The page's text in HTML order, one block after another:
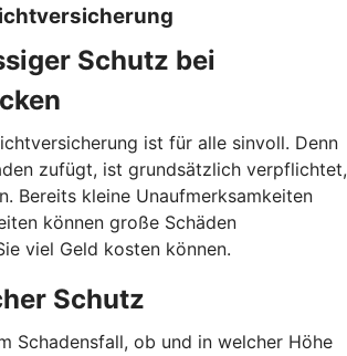
Schutz bei
ist für alle sinvoll. Denn
zufügt, ist grundsätzlich verpflichtet,
Bereits kleine Unaufmerksamkeiten
können große Schäden
viel Geld kosten können.
Schutz
Schadensfall, ob und in welcher Höhe